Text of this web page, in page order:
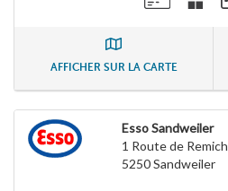
AFFICHER SUR LA CARTE
Esso Sandweiler
1 Route de Remich
5250Sandweiler